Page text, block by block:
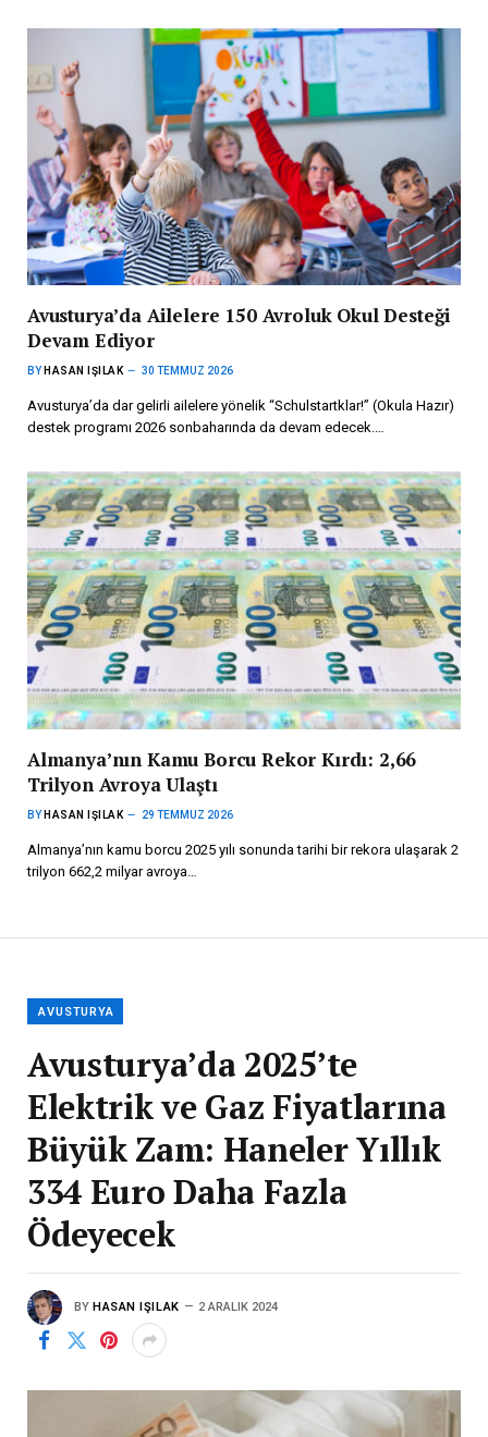
Avusturya’da Ailelere 150 Avroluk Okul Desteği
Devam Ediyor
BY HASAN IŞILAK 30 TEMMUZ 2026
Avusturya’da dar gelirli ailelere yönelik “Schulstartklar!” (Okula Hazır)
destek programı 2026 sonbaharında da devam edecek.…
Almanya’nın Kamu Borcu Rekor Kırdı: 2,66
Trilyon Avroya Ulaştı
BY HASAN IŞILAK 29 TEMMUZ 2026
Almanya’nın kamu borcu 2025 yılı sonunda tarihi bir rekora ulaşarak 2
trilyon 662,2 milyar avroya…
AVUSTURYA
Avusturya’da 2025’te
Elektrik ve Gaz Fiyatlarına
Büyük Zam: Haneler Yıllık
334 Euro Daha Fazla
Ödeyecek
BY HASAN IŞILAK 2 ARALIK 2024